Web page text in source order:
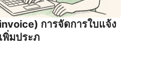
การจัดการใบแจ้ง
พิ่มประภ